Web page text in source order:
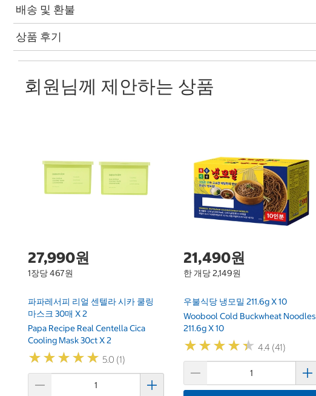
배송 및 환불
상품 후기
회원님께 제안하는 상품
27,990원
1장당 467원
파파레서피 리얼 센텔라 시카 쿨링
마스크 30매 X 2
Papa Recipe Real Centella Cica
Cooling Mask 30ct X 2
★★★★★
★★★★★ 5.0 (1)
21,490원
한 개당 2,149원
우불식당 냉모밀 211.6g X 10
Woobool Cold Buckwheat Noodles
211.6g X 10
★★★★★
★★★★★ 4.4 (41)